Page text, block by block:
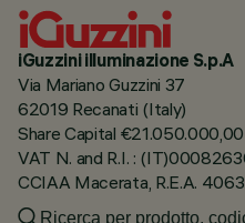
iGuzzini illuminazione S.p.A
Via Mariano Guzzini 37
62019 Recanati (Italy)
Share Capital €21.050.000,00
VAT N. and R.I. :
CCIAA Macerata, R.E.A.